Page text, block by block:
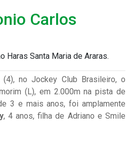
Carlos
Haras Santa Maria de Araras.
no Jockey Club Brasileiro, o
(L), em 2.000m na pista de
3 e mais anos, foi amplamente
, 4 anos, filha de Adriano e Smile